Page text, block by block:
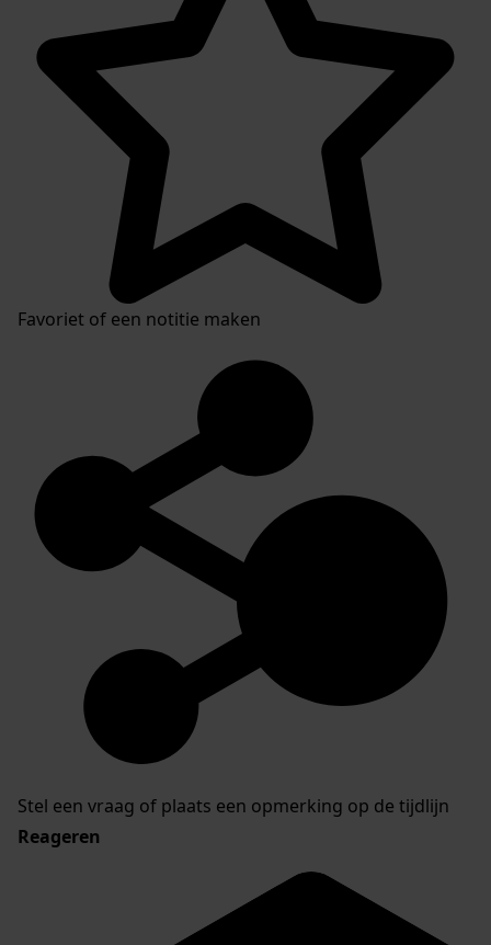
Favoriet of een notitie maken
Stel een vraag of plaats een opmerking op de tijdlijn
Reageren